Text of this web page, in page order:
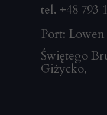
tel. +48 793
Port:
Świętego
Giżycko,